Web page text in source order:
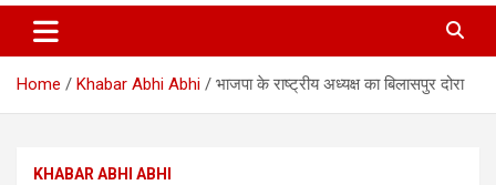
Home Khabar Abhi Abhi भाजपा के राष्ट्रीय अध्यक्ष का बिलासपुर दोरा
KHABAR ABHI ABHI